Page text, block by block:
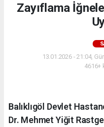
Zayıflama
13.01.2026 - 21:04,
4616+
Balıklıgöl Devlet
Dr. Mehmet Yiğit